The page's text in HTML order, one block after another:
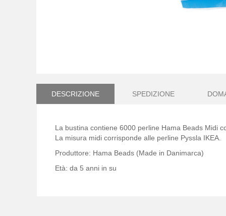
della
DESCRIZIONE
La bustina contiene 6000 perline Hama Beads Midi
La misura midi corrisponde alle perline Pyssla IKEA.
Produttore: Hama Beads (Made in Danimarca)
Età: da 5 anni in su
SPEDIZIONE